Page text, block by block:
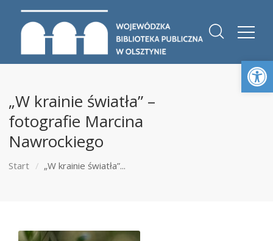
„W krainie światła” –
fotografie Marcina
Nawrockiego
Start „W krainie światła”...